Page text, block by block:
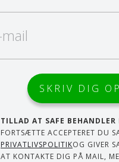
TILLAD AT SAFE
FORTSÆTTE ACCEPTERET DU
PRIVATLIVSPOLITIKOG GIVER
AT KONTAKTE DIG PÅ MAIL,